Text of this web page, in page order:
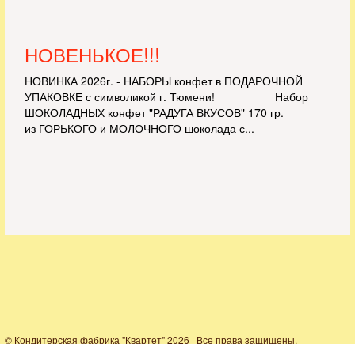
НОВЕНЬКОЕ!!!
НОВИНКА 2026г. - НАБОРЫ конфет в ПОДАРОЧНОЙ
УПАКОВКЕ с символикой г. Тюмени! Набор
ШОКОЛАДНЫХ конфет "РАДУГА ВКУСОВ" 170 гр.
из ГОРЬКОГО и МОЛОЧНОГО шоколада с...
© Кондитерская фабрика "Квартет" 2026 | Все права защищены.